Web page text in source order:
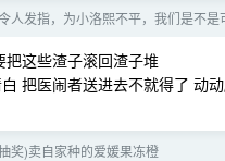
人发指，为小洛熙不平，我们是不是
这些渣子滚回渣子堆
把医闹者送进去不就得了 动
奖)卖自家种的爱媛果冻橙